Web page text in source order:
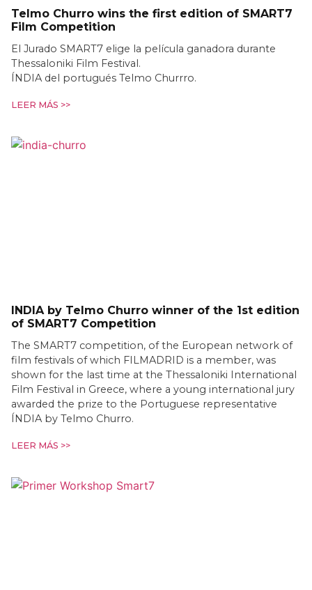
Telmo Churro wins the first edition of SMART7
Film Competition
El Jurado SMART7 elige la película ganadora durante
Thessaloniki Film Festival.
ÍNDIA del portugués Telmo Churrro.
LEER MÁS >>
INDIA by Telmo Churro winner of the 1st edition
of SMART7 Competition
The SMART7 competition, of the European network of
film festivals of which FILMADRID is a member, was
shown for the last time at the Thessaloniki International
Film Festival in Greece, where a young international jury
awarded the prize to the Portuguese representative
ÍNDIA by Telmo Churro.
LEER MÁS >>